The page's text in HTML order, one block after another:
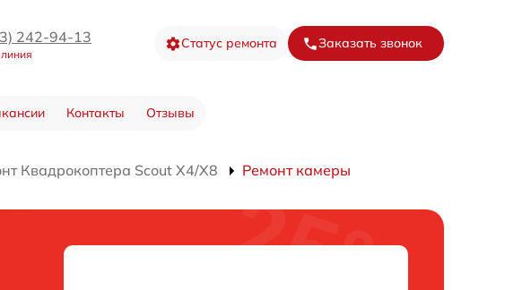
242-94-13 Статус ремонта Заказать звонок
Контакты Отзывы
Квадрокоптера Scout X4/X8 Ремонт камеры